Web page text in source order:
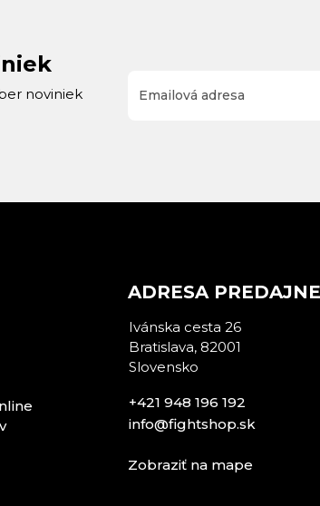
noviniek
ADRESA PREDAJNE
Ivánska cesta 26
Bratislava, 82001
Slovensko
+421 948 196 192
info@fightshop.sk
Zobraziť na mape